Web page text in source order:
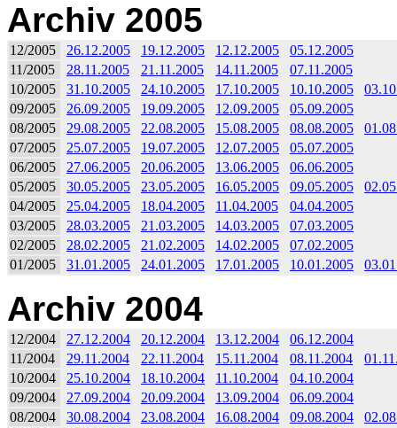
Archiv 2005
12/2005 26.12.2005 19.12.2005 12.12.2005
05.12.2005
11/2005
28.11.2005 21.11.2005 14.11.2005
07.11.2005
10/2005
31.10.2005 24.10.2005 17.10.2005 10.10.2005
09/2005
26.09.2005 19.09.2005 12.09.2005
05.09.2005
08/2005
29.08.2005 22.08.2005 15.08.2005 08.08.2005
07/2005
25.07.2005 19.07.2005 12.07.2005
05.07.2005
06/2005
27.06.2005 20.06.2005 13.06.2005
06.06.2005
05/2005
30.05.2005 23.05.2005 16.05.2005 09.05.2005
04/2005
25.04.2005 18.04.2005 11.04.2005
04.04.2005
03/2005
28.03.2005 21.03.2005 14.03.2005
07.03.2005
02/2005
28.02.2005 21.02.2005 14.02.2005
07.02.2005
01/2005
31.01.2005 24.01.2005 17.01.2005 10.01.2005
Archiv 2004
12/2004 27.12.2004 20.12.2004 13.12.2004
06.12.2004
11/2004
29.11.2004 22.11.2004 15.11.2004 08.11.2004
10/2004
25.10.2004 18.10.2004 11.10.2004
04.10.2004
09/2004
27.09.2004 20.09.2004 13.09.2004
06.09.2004
08/2004
30.08.2004 23.08.2004 16.08.2004 09.08.2004